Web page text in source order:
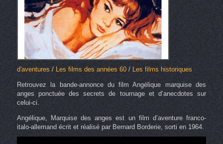
d'aventures/Les films des années 60/ Les films historiques
Retrouvez la bande-annonce du film Angélique marquise des
anges ponctuée des secrets de tournage et d’anecdotes sur
celui-ci.
Angélique, Marquise des anges est un film d’aventure franco-
italo-allemand écrit et réalisé par Bernard Borderie, sorti en 1964.